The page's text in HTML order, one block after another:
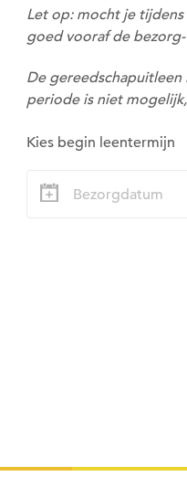
Let op: mocht je
goed vooraf de
De gereedschapuitleen
periode is niet
Kies begin leentermijn